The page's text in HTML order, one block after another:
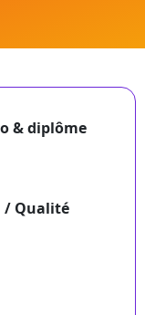
& diplôme
/ Qualité